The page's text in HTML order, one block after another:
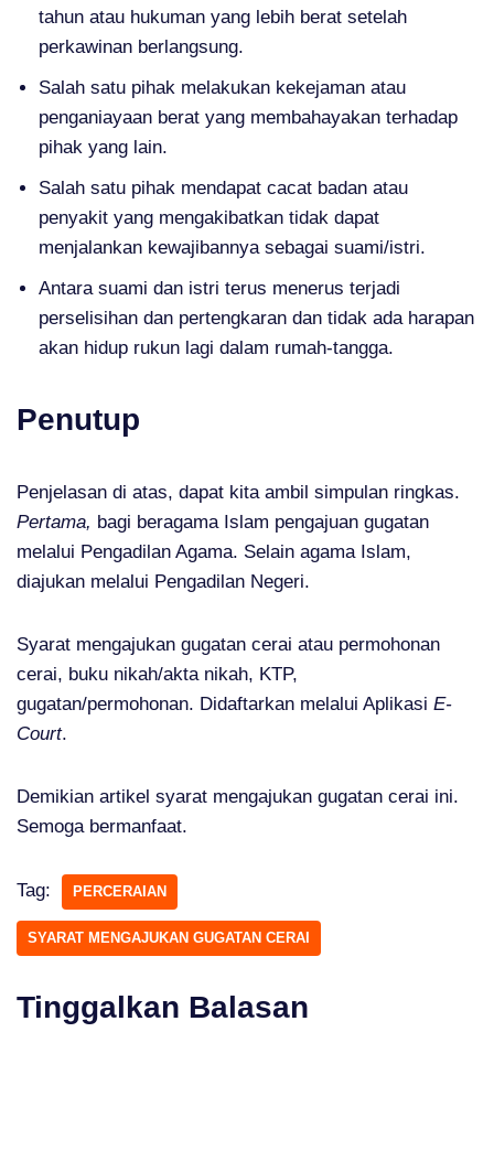
tahun atau hukuman yang lebih berat setelah
perkawinan berlangsung.
Salah satu pihak melakukan kekejaman atau
penganiayaan berat yang membahayakan terhadap
pihak yang lain.
Salah satu pihak mendapat cacat badan atau
penyakit yang mengakibatkan tidak dapat
menjalankan kewajibannya sebagai suami/istri.
Antara suami dan istri terus menerus terjadi
perselisihan dan pertengkaran dan tidak ada harapan
akan hidup rukun lagi dalam rumah-tangga.
Penutup
Penjelasan di atas, dapat kita ambil simpulan ringkas.
Pertama, bagi beragama Islam pengajuan gugatan
melalui Pengadilan Agama. Selain agama Islam,
diajukan melalui Pengadilan Negeri.
Syarat mengajukan gugatan cerai atau permohonan
cerai, buku nikah/akta nikah, KTP,
gugatan/permohonan. Didaftarkan melalui Aplikasi E-
Court.
Demikian artikel syarat mengajukan gugatan cerai ini.
Semoga bermanfaat.
Tag: PERCERAIAN
SYARAT MENGAJUKAN GUGATAN CERAI
Tinggalkan Balasan